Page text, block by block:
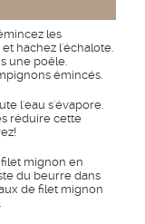
les
hachez l'échalote.
une poêle.
émincés.
l'eau s'évapore.
réduire cette
mignon en
du beurre dans
de filet mignon